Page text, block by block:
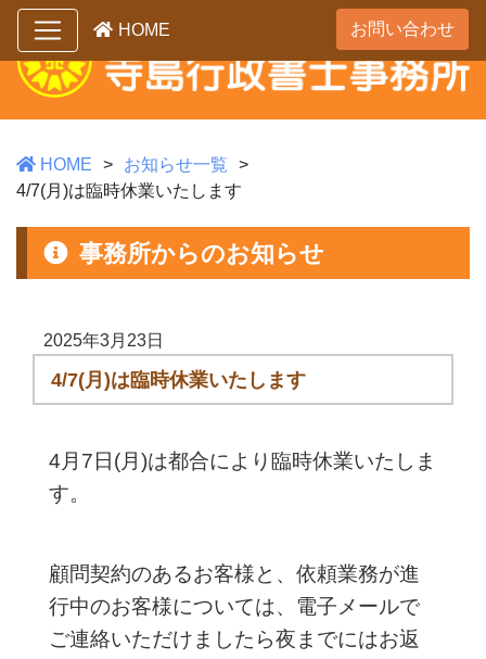
HOME お問い合わせ
HOME
お知らせ一覧
4/7(月)は臨時休業いたします
事務所からのお知らせ
2025年3月23日
4/7(月)は臨時休業いたします
4月7日(月)は都合により臨時休業いたしま
す。
顧問契約のあるお客様と、依頼業務が進
行中のお客様については、電子メールで
ご連絡いただけましたら夜までにはお返